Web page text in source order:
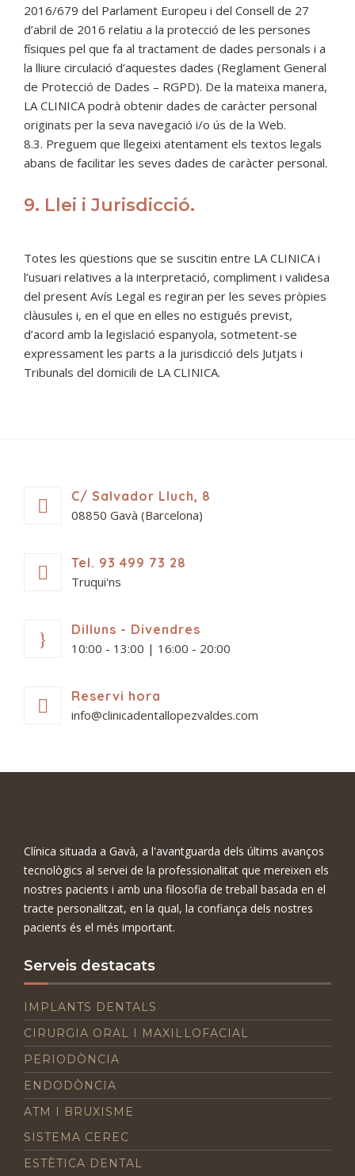
2016/679 del Parlament Europeu i del Consell de 27
d’abril de 2016 relatiu a la protecció de les persones
físiques pel que fa al tractament de dades personals i a
la lliure circulació d’aquestes dades (Reglament General
de Protecció de Dades – RGPD). De la mateixa manera,
LA CLINICA podrà obtenir dades de caràcter personal
originats per la seva navegació i/o ús de la Web.
8.3. Preguem que llegeixi atentament els textos legals
abans de facilitar les seves dades de caràcter personal.
9. Llei i Jurisdicció.
Totes les qüestions que se suscitin entre LA CLINICA i
l’usuari relatives a la interpretació, compliment i validesa
del present Avís Legal es regiran per les seves pròpies
clàusules i, en el que en elles no estigués previst,
d’acord amb la legislació espanyola, sotmetent-se
expressament les parts a la jurisdicció dels Jutjats i
Tribunals del domicili de LA CLINICA.
C/ Salvador Lluch, 8
08850 Gavà (Barcelona)
Tel. 93 499 73 28
Truqui'ns
Dilluns - Divendres
10:00 - 13:00 | 16:00 - 20:00
Reservi hora
info@clinicadentallopezvaldes.com
Clínica situada a Gavà, a l'avantguarda dels últims avanços
tecnològics al servei de la professionalitat que mereixen els
nostres pacients i amb una filosofia de treball basada en el
tracte personalitzat, en la qual, la confiança dels nostres
pacients és el més important.
Serveis destacats
IMPLANTS DENTALS
CIRURGIA ORAL I MAXIL·LOFACIAL
PERIODÒNCIA
ENDODÒNCIA
ATM I BRUXISME
SISTEMA CEREC
ESTÈTICA DENTAL